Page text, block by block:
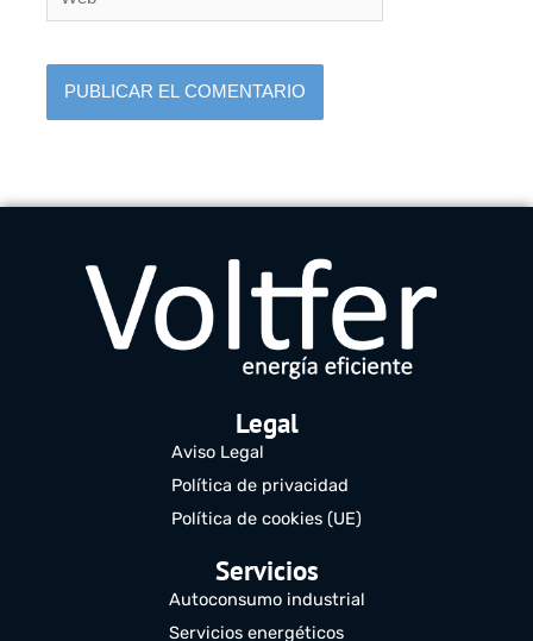
Legal
Aviso Legal
Política de privacidad
Política de cookies (UE)
Servicios
Autoconsumo industrial
Servicios energéticos